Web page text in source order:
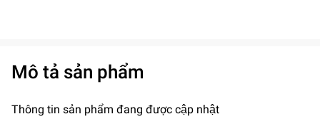
Mô tả sản phẩm
Thông tin sản phẩm đang được cập nhật